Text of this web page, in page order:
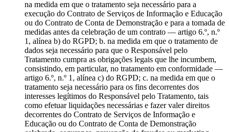
na medida em que o tratamento seja necessário para a
execução do Contrato de Serviços de Informação e Educação
ou do Contrato de Conta de Demonstração e para a tomada de
medidas antes da celebração de um contrato — artigo 6.º, n.º
1, alínea b) do RGPD; b. na medida em que o tratamento de
dados seja necessário para que o Responsável pelo
Tratamento cumpra as obrigações legais que lhe incumbem,
consistindo, em particular, no tratamento em conformidade —
artigo 6.º, n.º 1, alínea c) do RGPD; c. na medida em que o
tratamento seja necessário para os fins decorrentes dos
interesses legítimos do Responsável pelo Tratamento, tais
como efetuar liquidações necessárias e fazer valer direitos
decorrentes do Contrato de Serviços de Informação e
Educação ou do Contrato de Conta de Demonstração